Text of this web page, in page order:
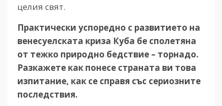
целия свят.
Практически успоредно с развитието на
венесуелската криза Куба бе сполетяна
от тежко природно бедствие – торнадо.
Разкажете как понесе страната ви това
изпитание, как се справя със сериозните
последствия.